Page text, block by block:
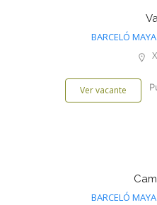
BARCELÓ
Ver vacante
BARCELÓ